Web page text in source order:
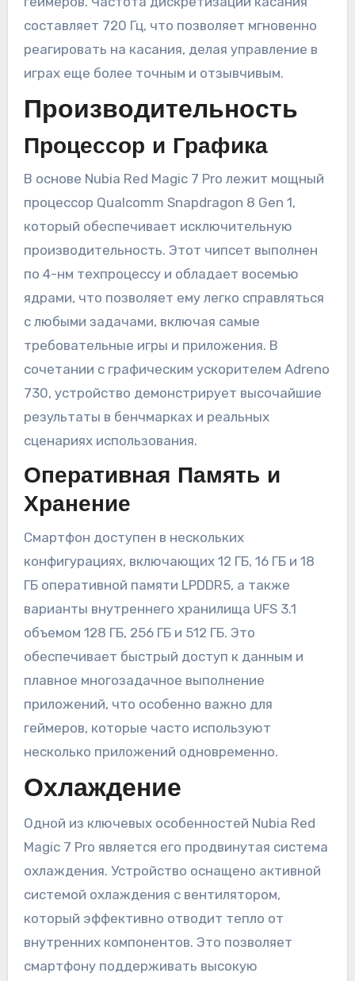
составляет 720 Гц, что позволяет мгновенно
реагировать на касания, делая управление в
играх еще более точным и отзывчивым.
Производительность
Процессор и Графика
В основе Nubia Red Magic 7 Pro лежит мощный
процессор Qualcomm Snapdragon 8 Gen 1,
который обеспечивает исключительную
производительность. Этот чипсет выполнен
по 4-нм техпроцессу и обладает восемью
ядрами, что позволяет ему легко справляться
с любыми задачами, включая самые
требовательные игры и приложения. В
сочетании с графическим ускорителем Adreno
730, устройство демонстрирует высочайшие
результаты в бенчмарках и реальных
сценариях использования.
Оперативная Память и
Хранение
Смартфон доступен в нескольких
конфигурациях, включающих 12 ГБ, 16 ГБ и 18
ГБ оперативной памяти LPDDR5, а также
варианты внутреннего хранилища UFS 3.1
объемом 128 ГБ, 256 ГБ и 512 ГБ. Это
обеспечивает быстрый доступ к данным и
плавное многозадачное выполнение
приложений, что особенно важно для
геймеров, которые часто используют
несколько приложений одновременно.
Охлаждение
Одной из ключевых особенностей Nubia Red
Magic 7 Pro является его продвинутая система
охлаждения. Устройство оснащено активной
системой охлаждения с вентилятором,
который эффективно отводит тепло от
внутренних компонентов. Это позволяет
смартфону поддерживать высокую